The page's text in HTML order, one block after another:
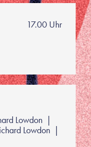
17.00 Uhr
Lowdon |
Lowdon |